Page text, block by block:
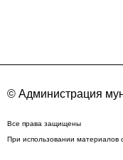
© Администрация
Все права защищены
При использовании материалов